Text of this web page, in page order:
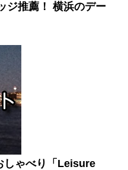
ジ推薦！ 横浜のデー
しゃべり「Leisure